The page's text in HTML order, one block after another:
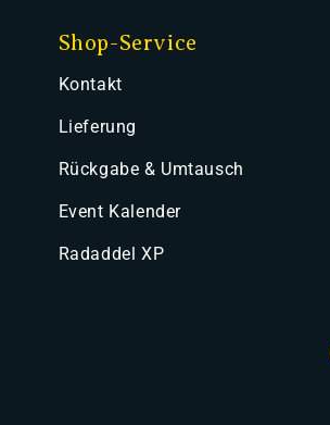
Shop-Service
Kontakt
Lieferung
Rückgabe & Umtausch
Event Kalender
Radaddel XP